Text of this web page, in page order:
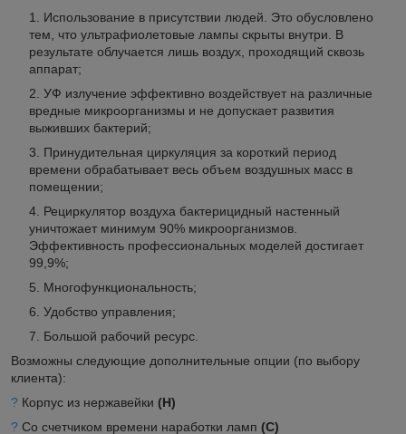
Использование в присутствии людей. Это обусловлено
тем, что ультрафиолетовые лампы скрыты внутри. В
результате облучается лишь воздух, проходящий сквозь
аппарат;
УФ излучение эффективно воздействует на различные
вредные микроорганизмы и не допускает развития
выживших бактерий;
Принудительная циркуляция за короткий период
времени обрабатывает весь объем воздушных масс в
помещении;
Рециркулятор воздуха бактерицидный настенный
уничтожает минимум 90% микроорганизмов.
Эффективность профессиональных моделей достигает
99,9%;
Многофункциональность;
Удобство управления;
Большой рабочий ресурс.
Возможны следующие дополнительные опции (по выбору
клиента):
? Корпус из нержавейки (Н)
? Со счетчиком времени наработки ламп (С)